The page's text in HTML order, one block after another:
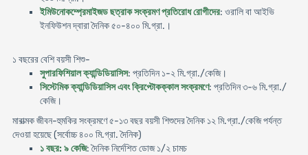
ইমিউনোকম্প্রেমাইজড ছত্রাক সংক্রমণ প্রতিরোধ রোগীদের: ওরালি বা আইভি
ইনফিউশন দ্বারা দৈনিক ৫০-৪০০ মি.গ্রা.।
১ বছরের বেশি বয়সী শিশু-
সুপারফিশিয়াল ক্যান্ডিডিয়াসিস: প্রতিদিন ১-২ মি.গ্রা./কেজি।
সিস্টেমিক ক্যান্ডিডিয়াসিস এবং ক্রিপ্টোকক্কাল সংক্রমণে: প্রতিদিন ৩-৬ মি.গ্রা./
কেজি।
মারাত্মক জীবন-হুমকির সংক্রমণে ৫-১৩ বছর বয়সী শিশুদের দৈনিক ১২ মি.গ্রা./কেজি পর্যন্ত
দেওয়া হয়েছে (সর্বোচ্চ ৪০০ মি.গ্রা. দৈনিক)
১ বছর: ৯ কেজি: দৈনিক নির্দেশিত ডোজ ১/২ চামচ